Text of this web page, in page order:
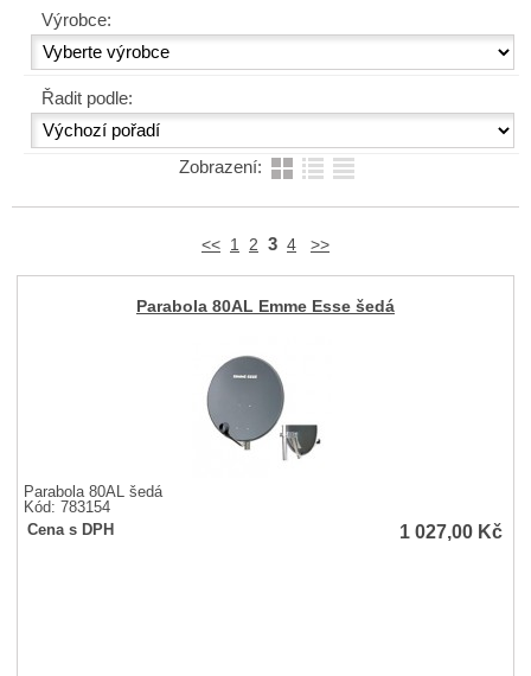
Výrobce:
Řadit podle:
Zobrazení:
<< 1 2 3 4 >>
Parabola 80AL Emme Esse šedá
Parabola 80AL šedá
Kód: 783154
Cena s DPH
1 027,00 Kč